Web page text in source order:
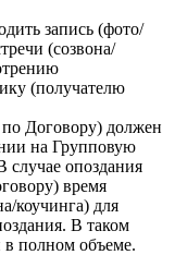
запись (фото/
(созвона/
(получателю
по Договору) должен
на Групповую
случае опоздания
время
коучинга) для
В таком
в полном объеме.